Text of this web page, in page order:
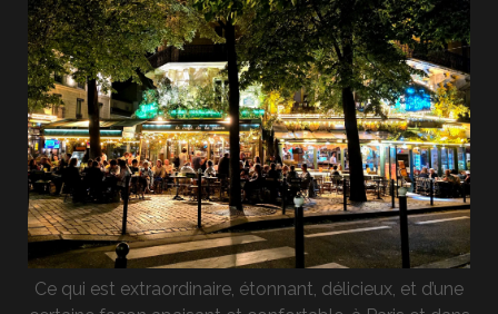
Ce qui est extraordinaire, étonnant, délicieux, et d’une